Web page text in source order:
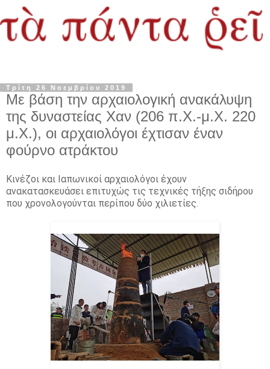
Τρίτη 26 Νοεμβρίου 2019
Με βάση την αρχαιολογική ανακάλυψη
της δυναστείας Χαν (206 π.Χ.-μ.Χ. 220
μ.Χ.), οι αρχαιολόγοι έχτισαν έναν
φούρνο ατράκτου
Κινέζοι και Ιαπωνικοί αρχαιολόγοι έχουν
ανακατασκευάσει επιτυχώς τις τεχνικές τήξης σιδήρου
που χρονολογούνται περίπου δύο χιλιετίες.